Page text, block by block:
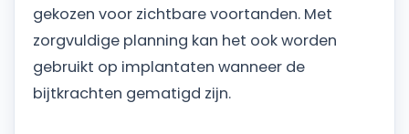
gekozen voor zichtbare voortanden. Met
zorgvuldige planning kan het ook worden
gebruikt op implantaten wanneer de
bijtkrachten gematigd zijn.